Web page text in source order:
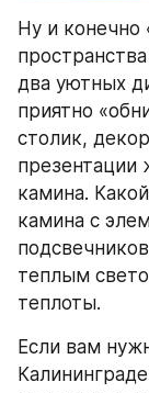
Ну и конечно
два уютных
приятно
столик,
презентации
камина.
камина с
теплым
теплоты.
Если вам